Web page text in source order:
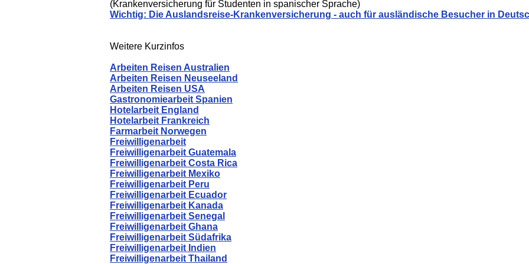
(Krankenversicherung für Studenten in spanischer Sprache)
Wichtig: Die Auslandsreise-Krankenversicherung - auch für ausländische Besucher in
Weitere Kurzinfos
Arbeiten Reisen Australien
Arbeiten Reisen Neuseeland
Arbeiten Reisen USA
Gastronomiearbeit Spanien
Hotelarbeit England
Hotelarbeit Frankreich
Farmarbeit Norwegen
Freiwilligenarbeit
Freiwilligenarbeit Guatemala
Freiwilligenarbeit Costa Rica
Freiwilligenarbeit Mexiko
Freiwilligenarbeit Peru
Freiwilligenarbeit Ecuador
Freiwilligenarbeit Kanada
Freiwilligenarbeit Senegal
Freiwilligenarbeit Ghana
Freiwilligenarbeit Südafrika
Freiwilligenarbeit Indien
Freiwilligenarbeit Thailand